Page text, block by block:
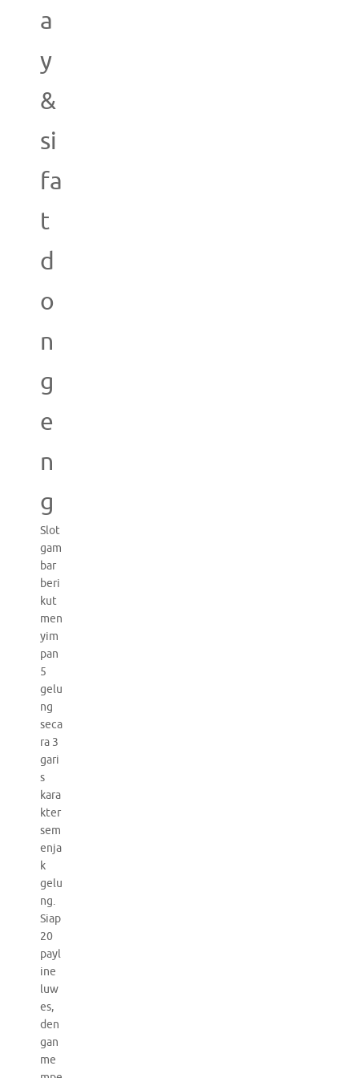
a
y
&
si
fa
t
d
o
n
g
e
n
g
Slot
gam
bar
beri
kut
men
yim
pan
5
gelu
ng
seca
ra 3
gari
s
kara
kter
sem
enja
k
gelu
ng.
Siap
20
payl
ine
luw
es,
den
gan
me